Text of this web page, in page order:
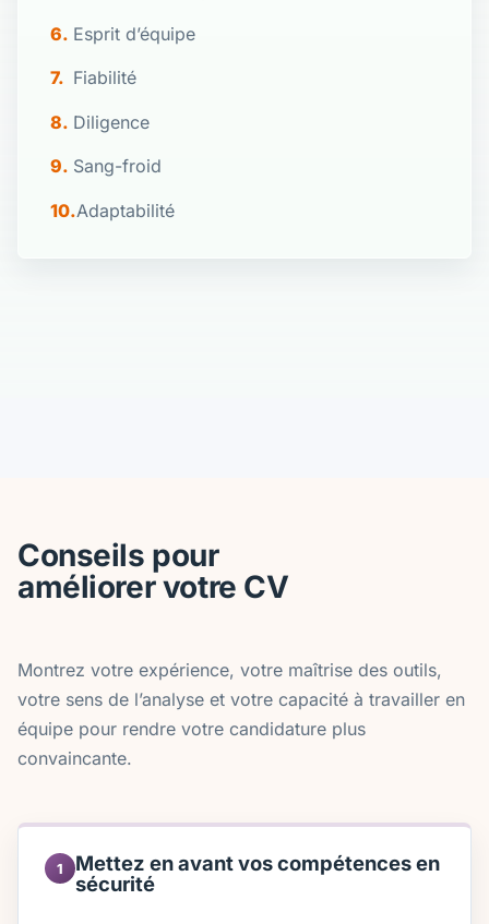
Esprit d’équipe
Fiabilité
Diligence
Sang-froid
Adaptabilité
Conseils pour
améliorer votre CV
Montrez votre expérience, votre maîtrise des outils,
votre sens de l’analyse et votre capacité à travailler en
équipe pour rendre votre candidature plus
convaincante.
1
Mettez en avant vos compétences en
sécurité